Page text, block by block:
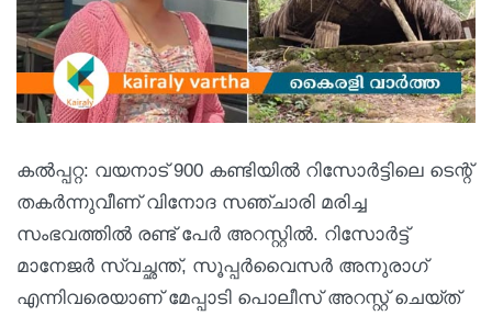
കല്‍പ്പറ്റ: വയനാട് 900 കണ്ടിയില്‍ റിസോര്‍ട്ടിലെ ടെന്റ്
തകര്‍ന്നുവീണ് വിനോദ സഞ്ചാരി മരിച്ച
സംഭവത്തില്‍ രണ്ട് പേര്‍ അറസ്റ്റില്‍. റിസോര്‍ട്ട്
മാനേജര്‍ സ്വച്ഛന്ത്, സൂപ്പര്‍വൈസര്‍ അനുരാഗ്
എന്നിവരെയാണ് മേപ്പാടി പൊലീസ് അറസ്റ്റ് ചെയ്ത്